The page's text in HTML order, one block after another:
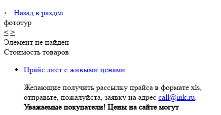
← Назад в раздел
фототур
< >
Элемент не найден
Стоимость товаров
Прайс лист с живыми ценами
Желающие получить рассылку прайса в формате xls,
отправьте, пожалуйста, заявку на адрес call@ink.ru.
Уважаемые покупатели! Цены на сайте могут